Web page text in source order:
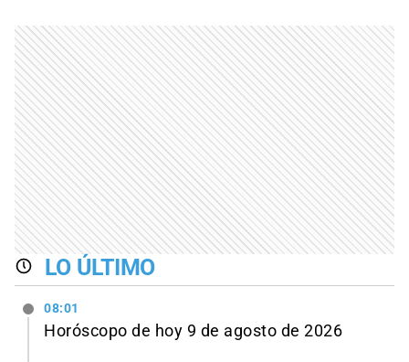
LO ÚLTIMO
08:01
Horóscopo de hoy 9 de agosto de 2026